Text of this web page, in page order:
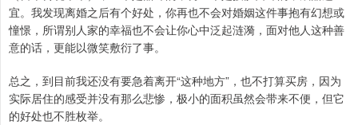
宜。我发现离婚之后有个好处，你再也不会对婚姻这件事抱有幻想或
憧憬，所谓别人家的幸福也不会让你心中泛起涟漪，面对他人这种善
意的话，更能以微笑敷衍了事。
总之，到目前我还没有要急着离开“这种地方”，也不打算买房，因为
实际居住的感受并没有那么悲惨，极小的面积虽然会带来不便，但它
的好处也不胜枚举。